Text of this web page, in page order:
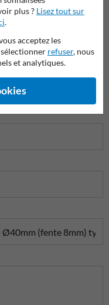
plus ? Lisez tout sur
.
acceptez les
sélectionner refuser, nous
et analytiques.